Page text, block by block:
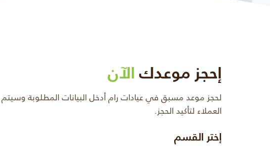
إحجز موعدكالآن
لحجز موعد مسبق في عيادات رام أدخل البيانات المطلوبة
العملاء لتأكيد الحجز.
إختر القسم